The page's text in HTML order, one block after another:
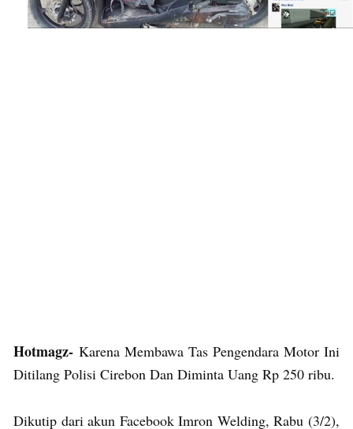
Hotmagz- Karena Membawa Tas Pengendara Motor Ini
Ditilang Polisi Cirebon Dan Diminta Uang Rp 250 ribu.
Dikutip dari akun Facebook Imron Welding, Rabu (3/2),